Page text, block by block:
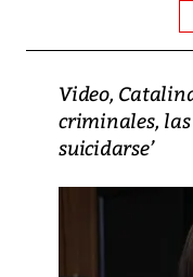
Video,
criminales, las
suicidarse’